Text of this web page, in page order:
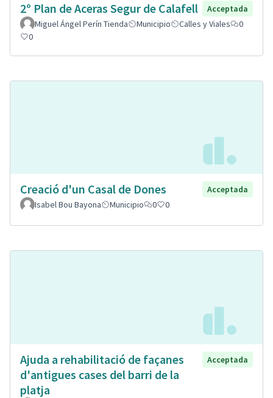
2º Plan de Aceras Segur de Calafell
Acceptada
Miguel Ángel Perín Tienda
Municipio Calles y Viales
0
0
Creació d'un Casal de Dones
Acceptada
Isabel Bou Bayona
Municipio 0 0
Ajuda a rehabilitació de façanes
d'antigues cases del barri de la
platja
Acceptada